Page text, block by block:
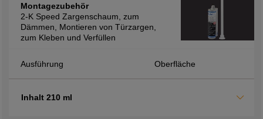
Montagezubehör
2-K Speed Zargenschaum, zum
Dämmen, Montieren von Türzargen,
zum Kleben und Verfüllen
Ausführung Oberfläche
Inhalt 210 ml